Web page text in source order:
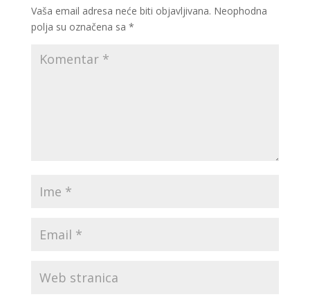
Vaša email adresa neće biti objavljivana. Neophodna
polja su označena sa *